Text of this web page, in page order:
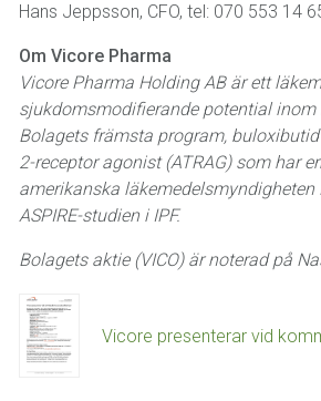
Hans Jeppsson, CFO, tel: 070 553 14
Om Vicore Pharma
Vicore Pharma Holding AB är ett
sjukdomsmodifierande potential
Bolagets främsta program,
2-receptor agonist (ATRAG) som har
amerikanska
ASPIRE-studien i IPF.
Bolagets aktie (VICO) är noterad på
Vicore presenterar vid